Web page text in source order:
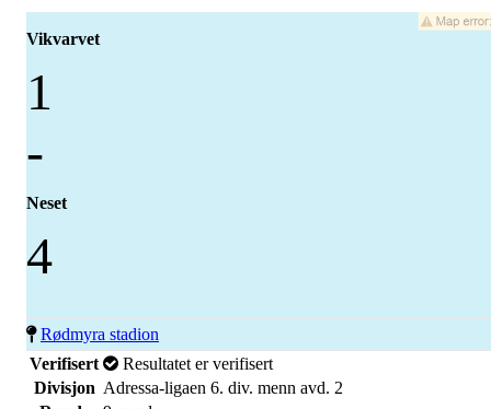
Vikvarvet
1
-
Neset
4
Rødmyra stadion
Verifisert
Resultatet er verifisert
Divisjon Adressa-ligaen 6. div. menn avd. 2